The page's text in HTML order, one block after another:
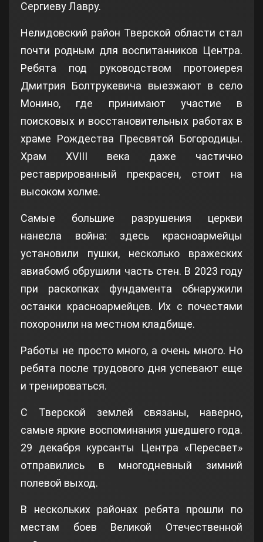
Сергиеву Лавру.
Нелидовский район Тверской области стал
почти родным для воспитанников Центра.
Ребята под руководством протоиерея
Дмитрия Болтрукевича выезжают в село
Монино, где принимают участие в
поисковых и восстановительных работах в
храме Рождества Пресвятой Богородицы.
Храм XVIII века даже частично
реставрированный прекрасен, стоит на
высоком холме.
Самые большие разрушения церкви
нанесла война: здесь красноармейцы
установили пушки, несколько вражеских
авиабомб обрушили часть стен. В 2023 году
при раскопках фундамента обнаружили
останки красноармейцев. Их с почестями
похоронили на местном кладбище.
Работы не просто много, а очень много. Но
ребята после трудового дня успевают еще
и тренироваться.
С Тверской землей связаны, наверно,
самые яркие воспоминания ушедшего года.
29 декабря курсанты Центра «Пересвет»
отправились в многодневный зимний
полевой выход.
В нескольких районах ребята прошли по
местам боев Великой Отечественной